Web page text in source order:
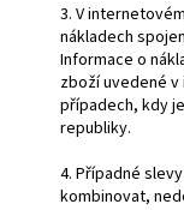
3. V
nákladech
Informace o
zboží uvedené
případech, kdy
republiky.
4. Případné
kombinovat,